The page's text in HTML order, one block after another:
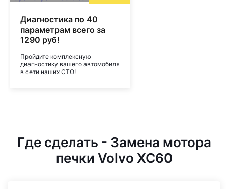
Диагностика по 40
параметрам всего за
1290 руб!
Пройдите комплексную
диагностику вашего автомобиля
в сети наших СТО!
Где сделать - Замена мотора
печки Volvo XC60